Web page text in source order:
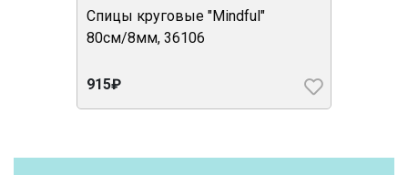
Спицы круговые "Mindful"
80см/8мм, 36106
915₽